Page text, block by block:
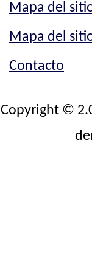
Mapa del
Mapa del
Contacto
Copyright ©